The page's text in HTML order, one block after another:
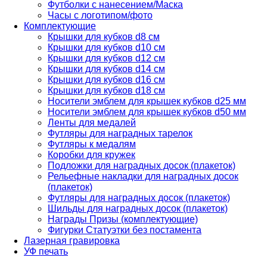
Футболки с нанесением/Маска
Часы с логотипом/фото
Комплектующие
Крышки для кубков d8 см
Крышки для кубков d10 см
Крышки для кубков d12 см
Крышки для кубков d14 см
Крышки для кубков d16 см
Крышки для кубков d18 см
Носители эмблем для крышек кубков d25 мм
Носители эмблем для крышек кубков d50 мм
Ленты для медалей
Футляры для наградных тарелок
Футляры к медалям
Коробки для кружек
Подложки для наградных досок (плакеток)
Рельефные накладки для наградных досок
(плакеток)
Футляры для наградных досок (плакеток)
Шильды для наградных досок (плакеток)
Награды Призы (комплектующие)
Фигурки Статуэтки без постамента
Лазерная гравировка
УФ печать